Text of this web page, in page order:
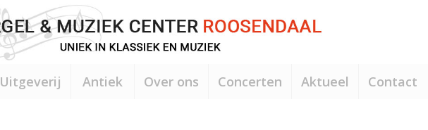
Uitgeverij Antiek Over ons Concerten Aktueel Contact